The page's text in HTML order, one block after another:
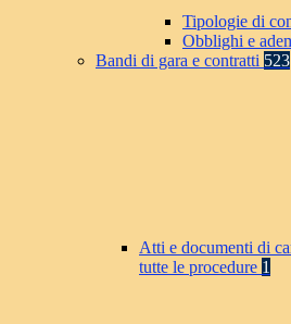
Tipologie di
Obblighi e
Bandi di gara e contratti 523
Atti e documenti di
tutte le procedure 1